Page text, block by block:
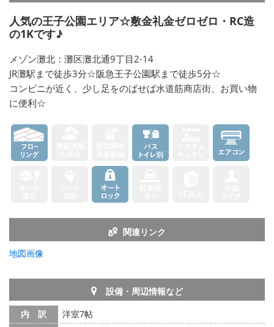
人気の王子公園エリア☆敷金礼金ゼロゼロ・RC造
の1Kです♪
メゾン灘北：灘区灘北通9丁目2-14
JR灘駅まで徒歩3分☆阪急王子公園駅まで徒歩5分☆
コンビニが近く、少し足をのばせば水道筋商店街、お買い物
に便利☆
関連リンク
地図画像
設備・周辺情報など
内 訳
洋室7帖